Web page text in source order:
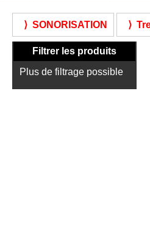
⟩ SONORISATION ⟩
Filtrer les produits
Plus de filtrage possible